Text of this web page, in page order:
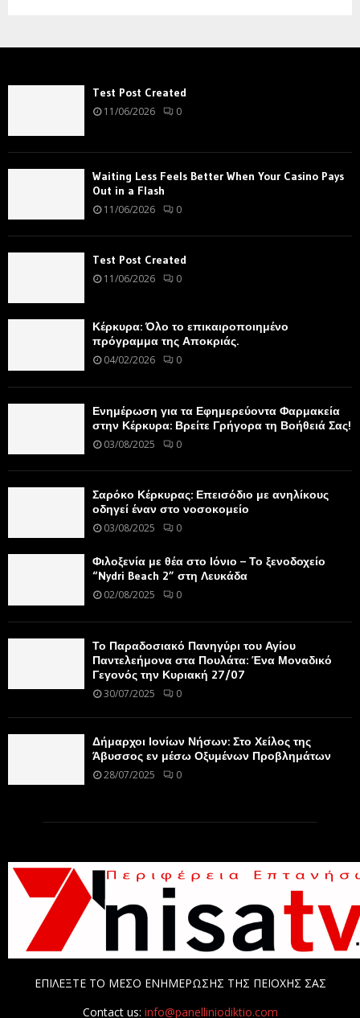
Test Post Created
11/06/2026 0
Waiting Less Feels Better When Your Casino Pays
Out in a Flash
11/06/2026 0
Test Post Created
11/06/2026 0
Κέρκυρα: Όλο το επικαιροποιημένο
πρόγραμμα της Αποκριάς.
04/02/2026 0
Ενημέρωση για τα Εφημερεύοντα Φαρμακεία
στην Κέρκυρα: Βρείτε Γρήγορα τη Βοήθειά Σας!
03/08/2025 0
Σαρόκο Κέρκυρας: Επεισόδιο με ανηλίκους
οδηγεί έναν στο νοσοκομείο
03/08/2025 0
Φιλοξενία με θέα στο Ιόνιο – Το ξενοδοχείο
“Nydri Beach 2” στη Λευκάδα
02/08/2025 0
Το Παραδοσιακό Πανηγύρι του Αγίου
Παντελεήμονα στα Πουλάτα: Ένα Μοναδικό
Γεγονός την Κυριακή 27/07
30/07/2025 0
Δήμαρχοι Ιονίων Νήσων: Στο Χείλος της
Άβυσσος εν μέσω Οξυμένων Προβλημάτων
28/07/2025 0
ΕΠΙΛΕΞΤΕ ΤΟ ΜΕΣΟ ΕΝΗΜΕΡΩΣΗΣ ΤΗΣ ΠΕΙΟΧΗΣ ΣΑΣ
Contact us: info@panelliniodiktio.com